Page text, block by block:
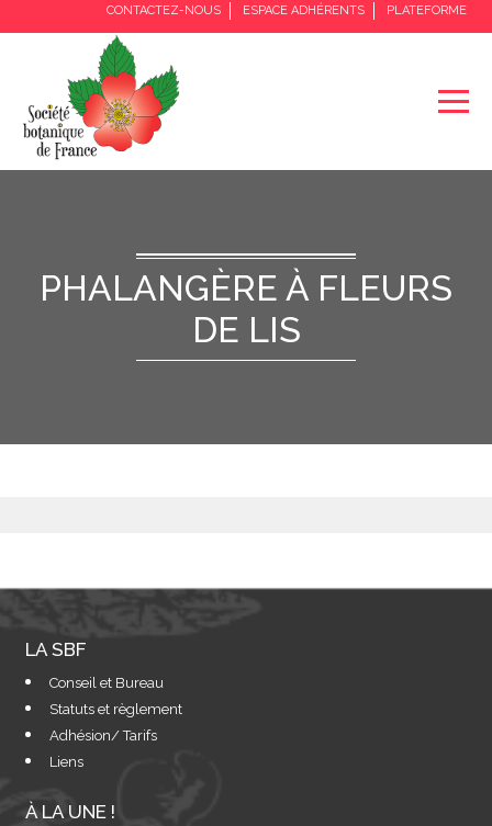
CONTACTEZ-NOUS ESPACE ADHÉRENTS PLATEFORME
PHALANGÈRE À FLEURS
DE LIS
LA SBF
Conseil et Bureau
Statuts et règlement
Adhésion/ Tarifs
Liens
À LA UNE !